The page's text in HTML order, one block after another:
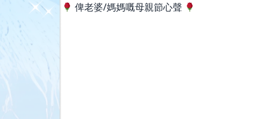
俾老婆/媽媽嘅母親節心聲